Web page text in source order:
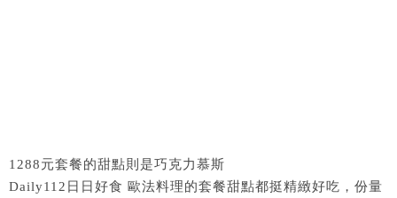
1288元套餐的甜點則是巧克力慕斯
Daily112日日好食 歐法料理的套餐甜點都挺精緻好吃，份量